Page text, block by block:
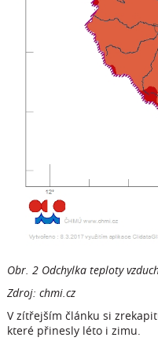
Obr. 2 Odchylka teploty
Zdroj: chmi.cz
V zítřejším článku si
které přinesly léto i zimu.